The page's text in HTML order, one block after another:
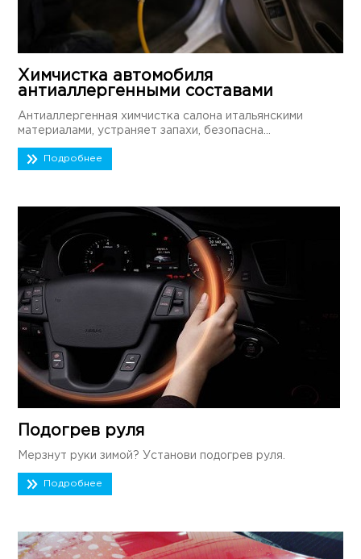
Химчистка автомобиля
антиаллергенными составами
Антиаллергенная химчистка салона итальянскими
материалами, устраняет запахи, безопасна...
Подробнее
Подогрев руля
Мерзнут руки зимой? Установи подогрев руля.
Подробнее